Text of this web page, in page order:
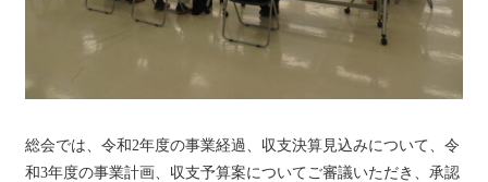
総会では、令和2年度の事業経過、収支決算見込みについて、令
和3年度の事業計画、収支予算案についてご審議いただき、承認